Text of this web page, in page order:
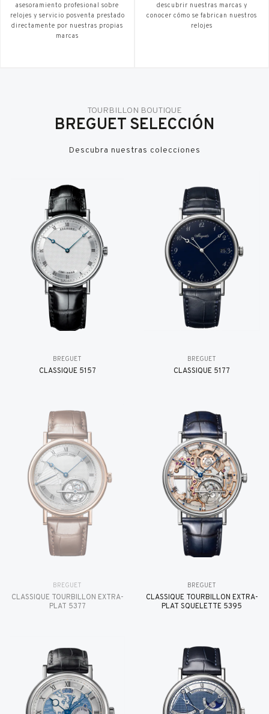
asesoramiento profesional sobre
relojes y servicio posventa prestado
directamente por nuestras propias
marcas
descubrir nuestras marcas y
conocer cómo se fabrican nuestros
relojes
TOURBILLON BOUTIQUE
BREGUET SELECCIÓN
Descubra nuestras colecciones
BREGUET
CLASSIQUE 5157
BREGUET
CLASSIQUE 5177
BREGUET
CLASSIQUE TOURBILLON EXTRA-
PLAT 5377
BREGUET
CLASSIQUE TOURBILLON EXTRA-
PLAT SQUELETTE 5395